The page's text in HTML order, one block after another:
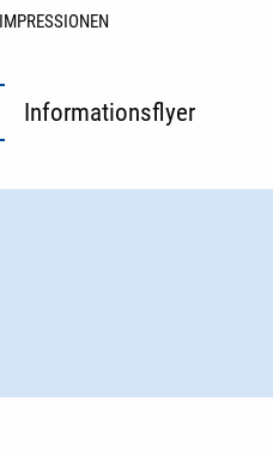
IMPRESSIONEN
Informationsflyer